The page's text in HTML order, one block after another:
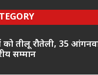
तीलू रौतेली, 35
सम्मान